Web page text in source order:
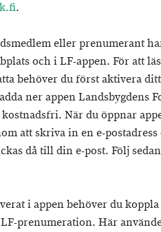
.
eller prenumerant
och i LF-appen. För att
behöver du först aktivera
ner appen Landsbygdens
När du öppnar
att skriva in en e-
då till din e-post. Följ
i appen behöver du
prenumeration. Här